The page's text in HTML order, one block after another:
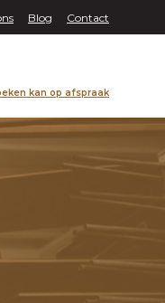
Blog Contact
kan op afspraak